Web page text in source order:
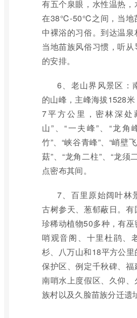
有五个泉眼，水性温热
在38℃-50℃之间，当地
中裸浴的习俗。到达温
当地苗族风俗习惯，听从
的安排。
6、老山界风景区：
的山峰，主峰海拔1528
7平方公里，密林深处
山”、“一夫峰”、“龙角
竹”、“峡谷青峰”、“峭壁
菇”、“龙角二柱”、“龙须
点密布其间。
7、百里原始阔叶林
古树参天、葱郁蔽日。有
珍稀动植物50多种，有
哨观音阁、十里杜鹃、
杉、八万山和18平方公
保护区、例定千秋碑、福
南哨水上度假区、久仰、
族村以及久脸苗族分迁遗